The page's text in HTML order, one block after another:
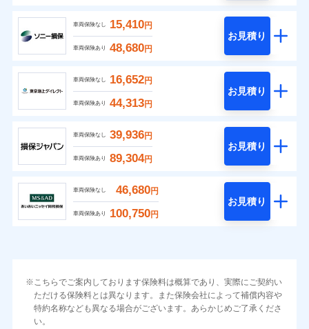
車両保険なし 15,410円
車両保険あり 48,680円
お見積り
車両保険なし 16,652円
車両保険あり 44,313円
お見積り
車両保険なし 39,936円
車両保険あり 89,304円
お見積り
車両保険なし 46,680円
車両保険あり 100,750円
お見積り
こちらでご案内しております保険料は概算であり、実際にご契約い
ただける保険料とは異なります。また保険会社によって補償内容や
特約名称なども異なる場合がございます。あらかじめご了承くださ
い。